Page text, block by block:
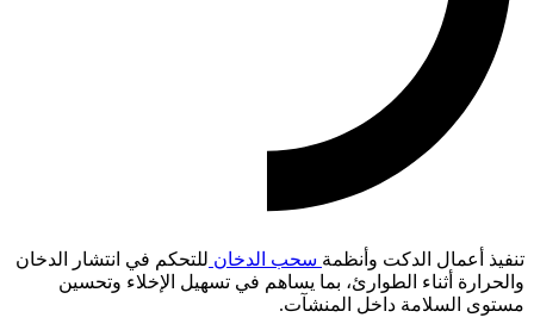
تنفيذ أعمال الدكت وأنظمة سحب الدخان للتحكم في انتشار الدخان
والحرارة أثناء الطوارئ، بما يساهم في تسهيل الإخلاء وتحسين
مستوى السلامة داخل المنشآت.